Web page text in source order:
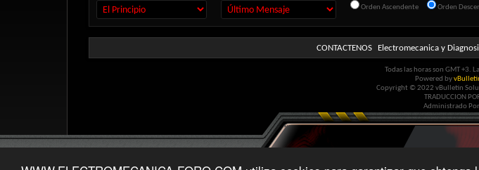
Orden Ascendente
Orden
CONTACTENOS Electromecanica y
Todas las horas son GMT +3.
Powered by
Copyright © 2022 vBulletin
TRADUCCION
Administrado Por